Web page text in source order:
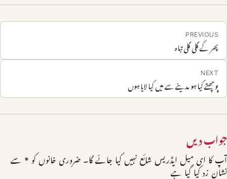
PREVIOUS
پھر کے گلی گلی تباہ
NEXT
پوچھتے کیا ہو مدینے سے میں کیا لایا ہوں
جواب دیں
آپ کا ای میل ایڈریس شائع نہیں کیا جائے گا۔ ضروری خانوں کو * سے
نشان زد کیا گیا ہے